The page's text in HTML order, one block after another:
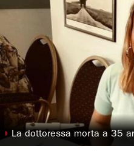
◗ La dottoressa morta a 35